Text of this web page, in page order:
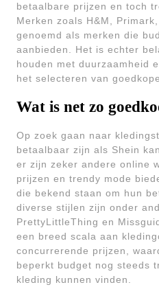
betaalbare prijzen en toch
Merken zoals H&M,
genoemd als merken die
aanbieden. Het is echter
houden met duurzaamheid
het selecteren van
Wat is net zo
Op zoek gaan naar
betaalbaar zijn als Shein
er zijn zeker andere online
prijzen en trendy mode
die bekend staan om hun
diverse stijlen zijn onder
PrettyLittleThing en
een breed scala aan
concurrerende prijzen,
beperkt budget nog steeds
kleding kunnen vinden.